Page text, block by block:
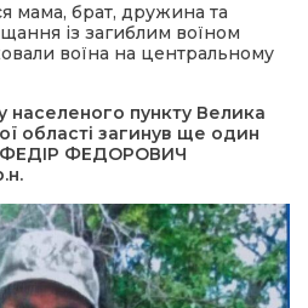
мама, брат, дружина та
із загиблим воїном
воїна на центральному
населеного пункту Велика
області загинув ще один
ФЕДОРОВИЧ